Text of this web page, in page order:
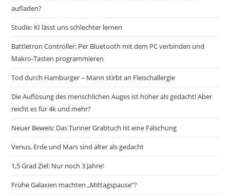
aufladen?
Studie: KI lässt uns schlechter lernen
Battletron Controller: Per Bluetooth mit dem PC verbinden und
Makro-Tasten programmieren
Tod durch Hamburger – Mann stirbt an Fleischallergie
Die Auflösung des menschlichen Auges ist höher als gedacht! Aber
reicht es für 4k und mehr?
Neuer Beweis: Das Turiner Grabtuch ist eine Fälschung
Venus, Erde und Mars sind älter als gedacht
1,5 Grad Ziel: Nur noch 3 Jahre!
Frühe Galaxien machten „Mittagspause“?